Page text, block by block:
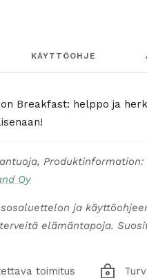
KÄYTTÖOHJE
Breakfast: helppo ja
Produktinformation:
Oy
ja
elämäntapoja.
toimitus